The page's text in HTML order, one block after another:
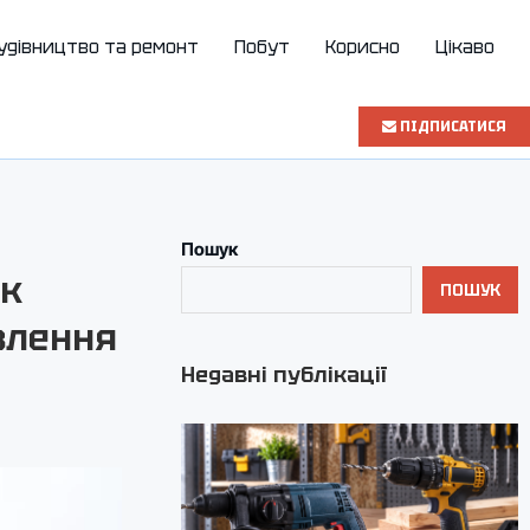
та ремонт Побут Корисно Цікаво
ПІДПИСАТИСЯ
Пошук
ПОШУК
Недавні публікації